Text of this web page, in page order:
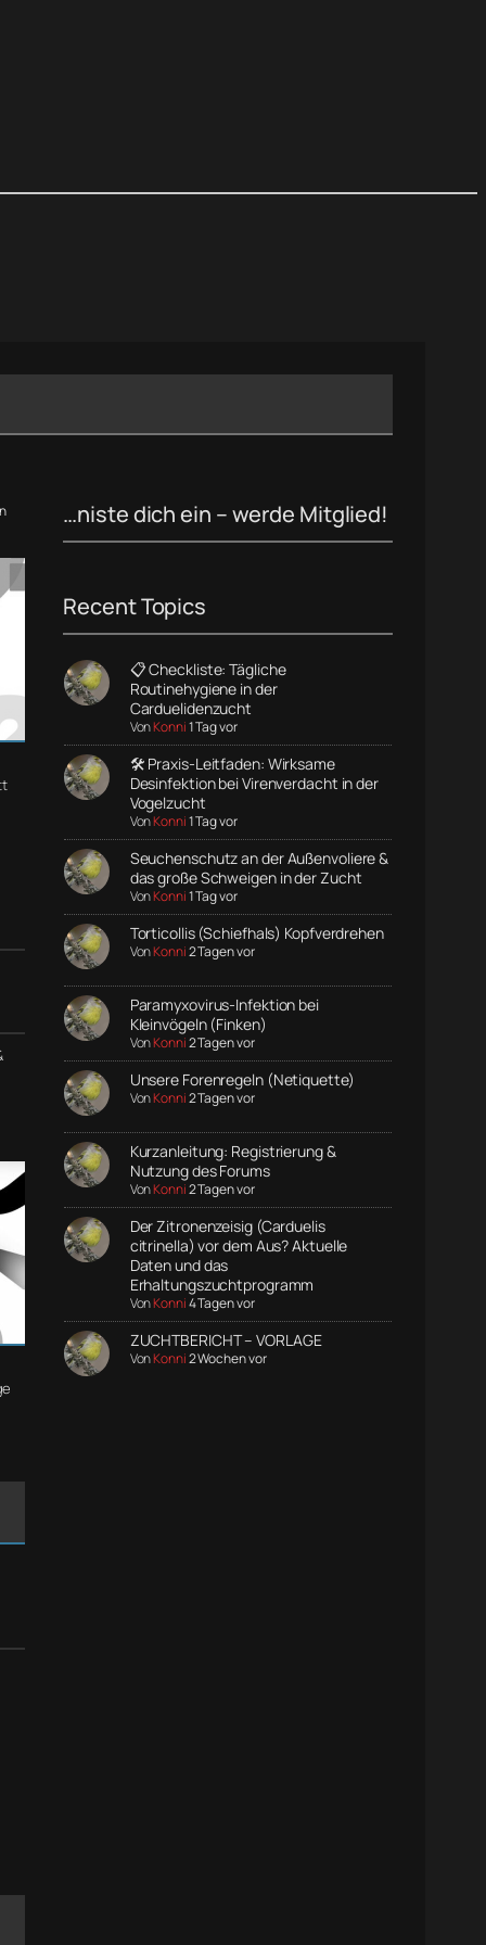
…niste dich ein – werde Mitglied!
Recent Topics
📋 Checkliste: Tägliche
Routinehygiene in der
Carduelidenzucht
VonKonni1 Tag vor
🛠️ Praxis-Leitfaden: Wirksame
Desinfektion bei Virenverdacht in der
Vogelzucht
VonKonni1 Tag vor
Seuchenschutz an der Außenvoliere &
das große Schweigen in der Zucht
VonKonni1 Tag vor
Torticollis (Schiefhals) Kopfverdrehen
VonKonni2 Tagen vor
Paramyxovirus-Infektion bei
Kleinvögeln (Finken)
VonKonni2 Tagen vor
Unsere Forenregeln (Netiquette)
VonKonni2 Tagen vor
Kurzanleitung: Registrierung &
Nutzung des Forums
VonKonni2 Tagen vor
Der Zitronenzeisig (Carduelis
citrinella) vor dem Aus? Aktuelle
Daten und das
Erhaltungszuchtprogramm
VonKonni4 Tagen vor
ZUCHTBERICHT – VORLAGE
VonKonni2 Wochen vor